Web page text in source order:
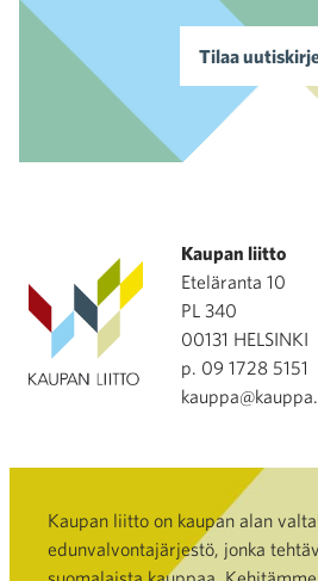
Tilaa
Kaupan liitto
Eteläranta 10
PL 340
00131 HELSINKI
p. 09 1728 5151
Kaupan liitto on kaupan alan
edunvalvontajärjestö, jonka